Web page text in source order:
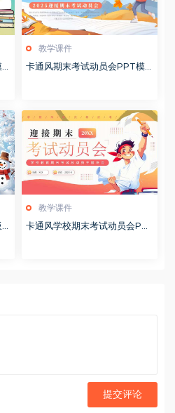
教学课件
卡通风期末考试动员会PPT模
2
教学课件
卡通风学校期末考试动员会PP
提交评论